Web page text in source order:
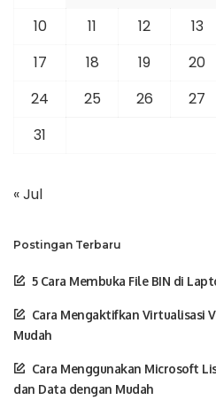
10
11 12 13
17
18 19 20
24
25 26 27
31
« Jul
Postingan Terbaru
5 Cara Membuka File BIN di
Cara Mengaktifkan Virtualisasi
Mudah
Cara Menggunakan Microsoft
dan Data dengan Mudah